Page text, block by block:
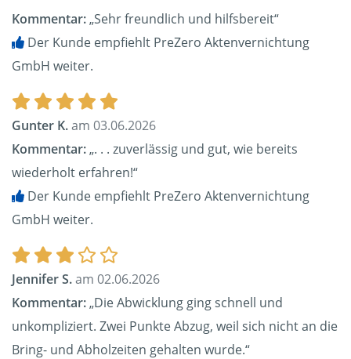
Kommentar:„Sehr freundlich und hilfsbereit“
Der Kunde empfiehlt PreZero Aktenvernichtung
GmbH weiter.
Gunter K.am 03.06.2026
Kommentar:„. . . zuverlässig und gut, wie bereits
wiederholt erfahren!“
Der Kunde empfiehlt PreZero Aktenvernichtung
GmbH weiter.
Jennifer S.am 02.06.2026
Kommentar:„Die Abwicklung ging schnell und
unkompliziert. Zwei Punkte Abzug, weil sich nicht an die
Bring- und Abholzeiten gehalten wurde.“